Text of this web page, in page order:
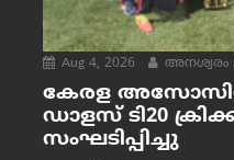
Aug 4, 2026 അനശ്വരം
കേരള
ഡാളസ് ടി20
സംഘടിപ്പിച്ചു